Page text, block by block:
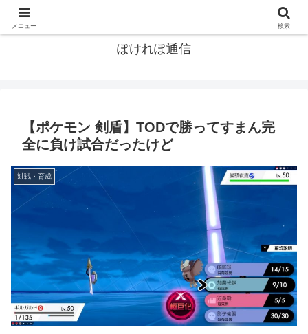
ぽけれぽ通信
【ポケモン 剣盾】TODで勝ってすまん完
全に負け試合だったけど
対戦・育成
メニュー 検索